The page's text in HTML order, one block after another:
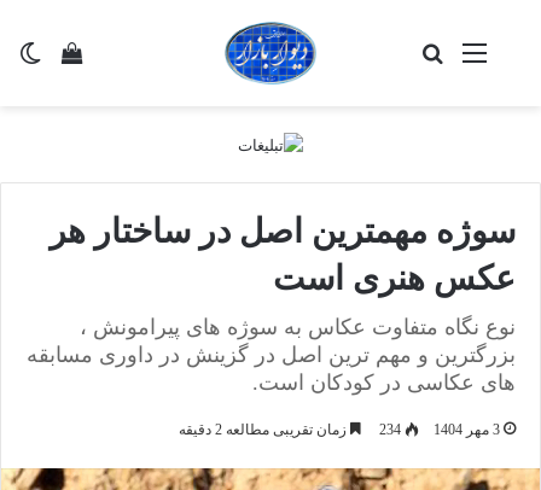
منو
سوژه مهمترین اصل در ساختار هر
عکس هنری است
نوع نگاه متفاوت عکاس به سوژه های پیرامونش ،
بزرگترین و مهم ترین اصل در گزینش در داوری مسابقه
های عکاسی در کودکان است.
3 مهر 1404 234 زمان تقریبی مطالعه 2 دقیقه